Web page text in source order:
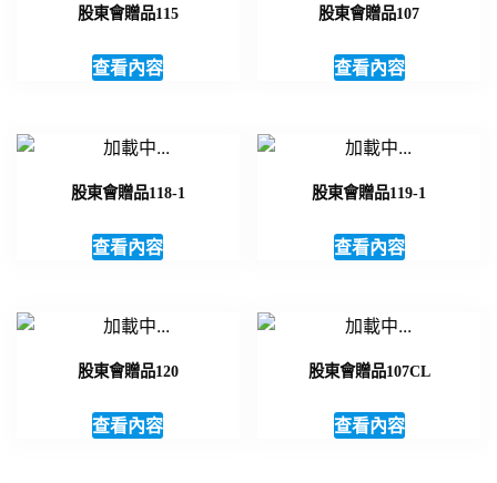
股東會贈品115
查看內容
股東會贈品107
查看內容
股東會贈品118-1
查看內容
股東會贈品119-1
查看內容
股東會贈品120
查看內容
股東會贈品107CL
查看內容